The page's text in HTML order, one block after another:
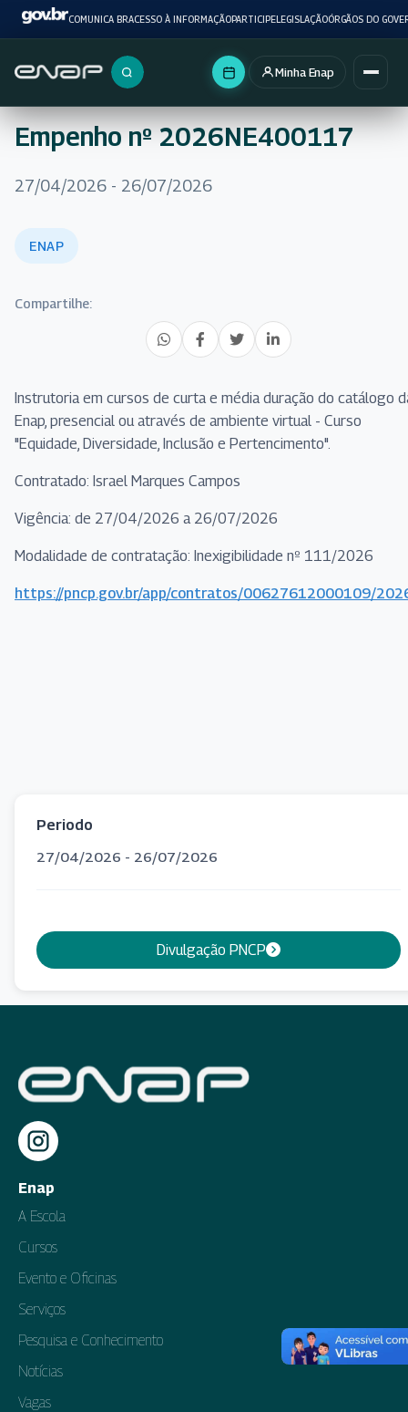
COMUNICA BRACESSO À INFORMAÇÃOPARTICIPELEGISLAÇÃOÓRGÃOS DO
Buscar no portal
Minha Enap
Empenho nº 2026NE400117
27/04/2026 - 26/07/2026
ENAP
Compartilhe:
Instrutoria em cursos de curta e média duração do catálogo
Enap, presencial ou através de ambiente virtual - Curso
"Equidade, Diversidade, Inclusão e Pertencimento".
Contratado: Israel Marques Campos
Vigência: de 27/04/2026 a 26/07/2026
Modalidade de contratação: Inexigibilidade nº 111/2026
https://pncp.gov.br/app/contratos/00627612000109/
Periodo
27/04/2026 - 26/07/2026
Divulgação PNCP
Enap
A Escola
Cursos
Evento e Oficinas
Serviços
Pesquisa e Conhecimento
Notícias
Vagas